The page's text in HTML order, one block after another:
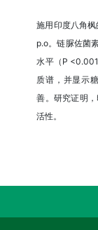
施用印度八角
p.o。链脲佐菌
水平（P
质谱，并显示
善。研究证明
活性。